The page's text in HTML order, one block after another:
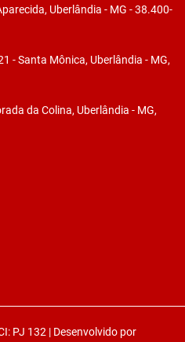
Uberlândia - MG - 38.400-
- Santa Mônica, Uberlândia - MG,
da Colina, Uberlândia - MG,
PJ 132 | Desenvolvido por